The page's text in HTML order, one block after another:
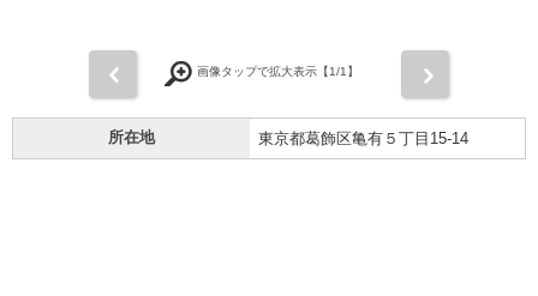
画像タップで拡大表示【1/1】
所在地 東京都葛飾区亀有５丁目15-14